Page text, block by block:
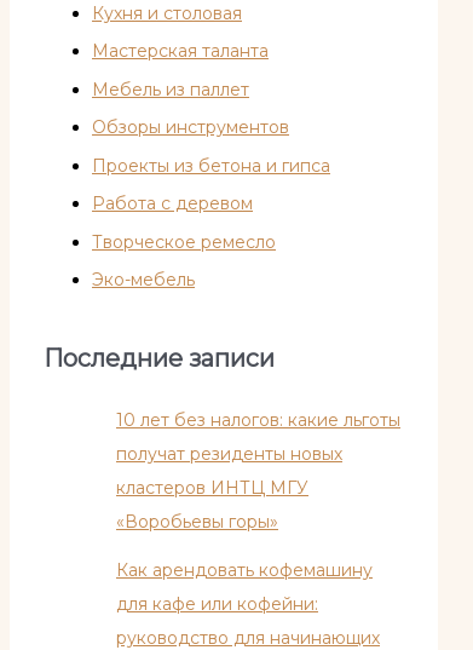
Кухня и столовая
Мастерская таланта
Мебель из паллет
Обзоры инструментов
Проекты из бетона и гипса
Работа с деревом
Творческое ремесло
Эко-мебель
Последние записи
10 лет без налогов: какие льготы
получат резиденты новых
кластеров ИНТЦ МГУ
«Воробьевы горы»
Как арендовать кофемашину
для кафе или кофейни:
руководство для начинающих